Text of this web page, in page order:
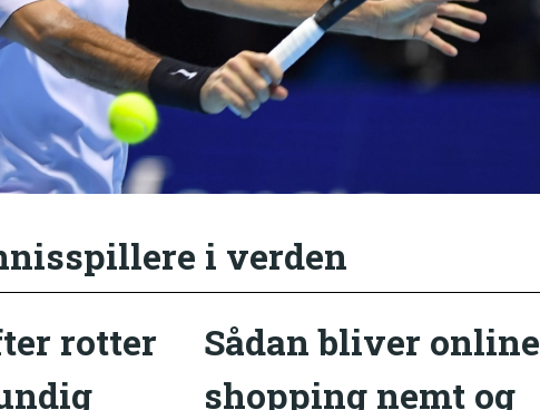
i verden
rotter
Sådan bliver online
shopping nemt og